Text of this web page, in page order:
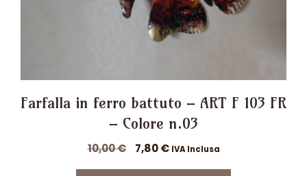
Farfalla in ferro battuto – ART F 103 FR
– Colore n.03
10,00€
Il
7,80€IlIVA Inclusa